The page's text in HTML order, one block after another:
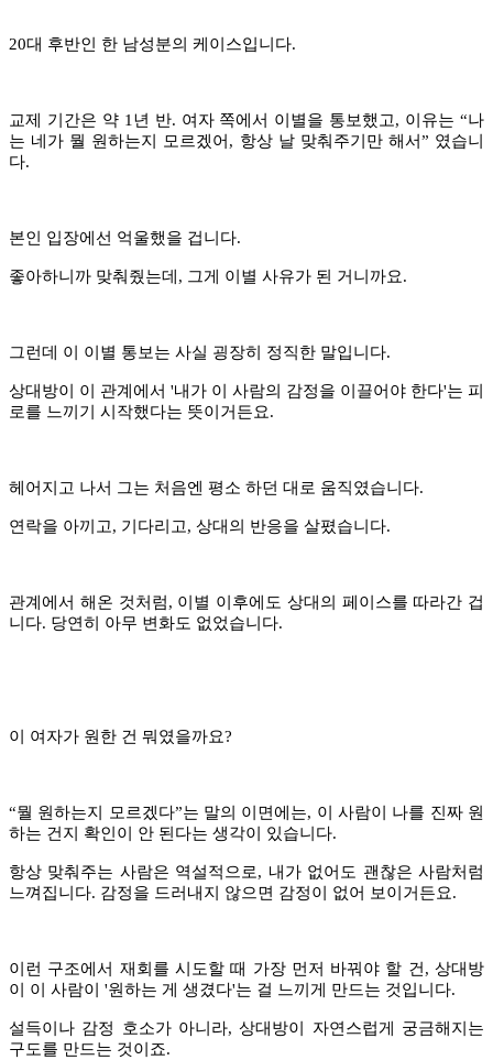
20대 후반인 한 남성분의 케이스입니다.
교제 기간은 약 1년 반. 여자 쪽에서 이별을 통보했고, 이유는 “나
는 네가 뭘 원하는지 모르겠어, 항상 날 맞춰주기만 해서” 였습니
다.
본인 입장에선 억울했을 겁니다.
좋아하니까 맞춰줬는데, 그게 이별 사유가 된 거니까요.
그런데 이 이별 통보는 사실 굉장히 정직한 말입니다.
상대방이 이 관계에서 '내가 이 사람의 감정을 이끌어야 한다'는 피
로를 느끼기 시작했다는 뜻이거든요.
헤어지고 나서 그는 처음엔 평소 하던 대로 움직였습니다.
연락을 아끼고, 기다리고, 상대의 반응을 살폈습니다.
관계에서 해온 것처럼, 이별 이후에도 상대의 페이스를 따라간 겁
니다. 당연히 아무 변화도 없었습니다.
이 여자가 원한 건 뭐였을까요?
“뭘 원하는지 모르겠다”는 말의 이면에는, 이 사람이 나를 진짜 원
하는 건지 확인이 안 된다는 생각이 있습니다.
항상 맞춰주는 사람은 역설적으로, 내가 없어도 괜찮은 사람처럼
느껴집니다. 감정을 드러내지 않으면 감정이 없어 보이거든요.
이런 구조에서 재회를 시도할 때 가장 먼저 바꿔야 할 건, 상대방
이 이 사람이 '원하는 게 생겼다'는 걸 느끼게 만드는 것입니다.
설득이나 감정 호소가 아니라, 상대방이 자연스럽게 궁금해지는
구도를 만드는 것이죠.